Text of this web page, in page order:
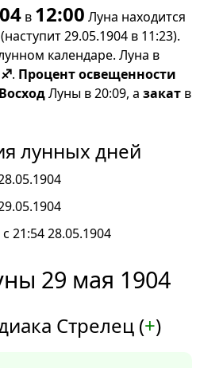
в 12:00 Луна находится
(наступит 29.05.1904 в 11:23).
календаре. Луна в
. Процент освещенности
ВосходЛуны в 20:09, а закат в
лунных дней
21:54 28.05.1904
29 мая 1904
Стрелец (+)